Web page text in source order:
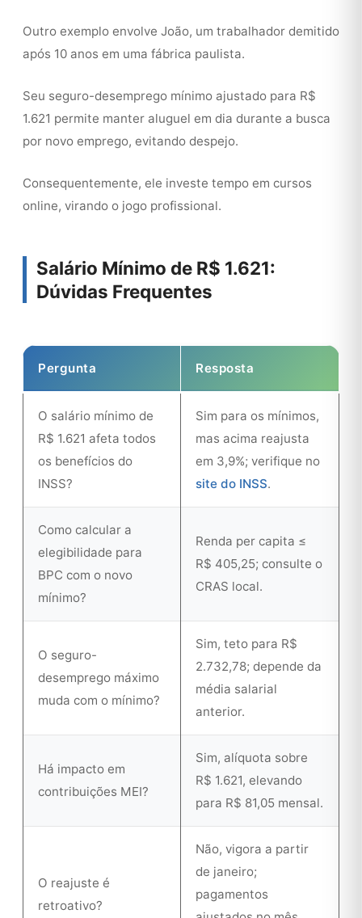
Outro exemplo envolve João, um trabalhador demitido
após 10 anos em uma fábrica paulista.
Seu seguro-desemprego mínimo ajustado para R$
1.621 permite manter aluguel em dia durante a busca
por novo emprego, evitando despejo.
Consequentemente, ele investe tempo em cursos
online, virando o jogo profissional.
Salário Mínimo de R$ 1.621:
Dúvidas Frequentes
Pergunta Resposta
O salário mínimo de
R$ 1.621 afeta todos
os benefícios do
INSS?
Sim para os mínimos,
mas acima reajusta
em 3,9%; verifique no
site do INSS.
Como calcular a
elegibilidade para
BPC com o novo
mínimo?
Renda per capita ≤
R$ 405,25; consulte o
CRAS local.
O seguro-
desemprego máximo
muda com o mínimo?
Sim, teto para R$
2.732,78; depende da
média salarial
anterior.
Há impacto em
contribuições MEI?
Sim, alíquota sobre
R$ 1.621, elevando
para R$ 81,05 mensal.
O reajuste é
retroativo?
Não, vigora a partir
de janeiro;
pagamentos